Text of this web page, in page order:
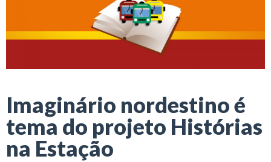
Imaginário nordestino é
tema do projeto Histórias
na Estação